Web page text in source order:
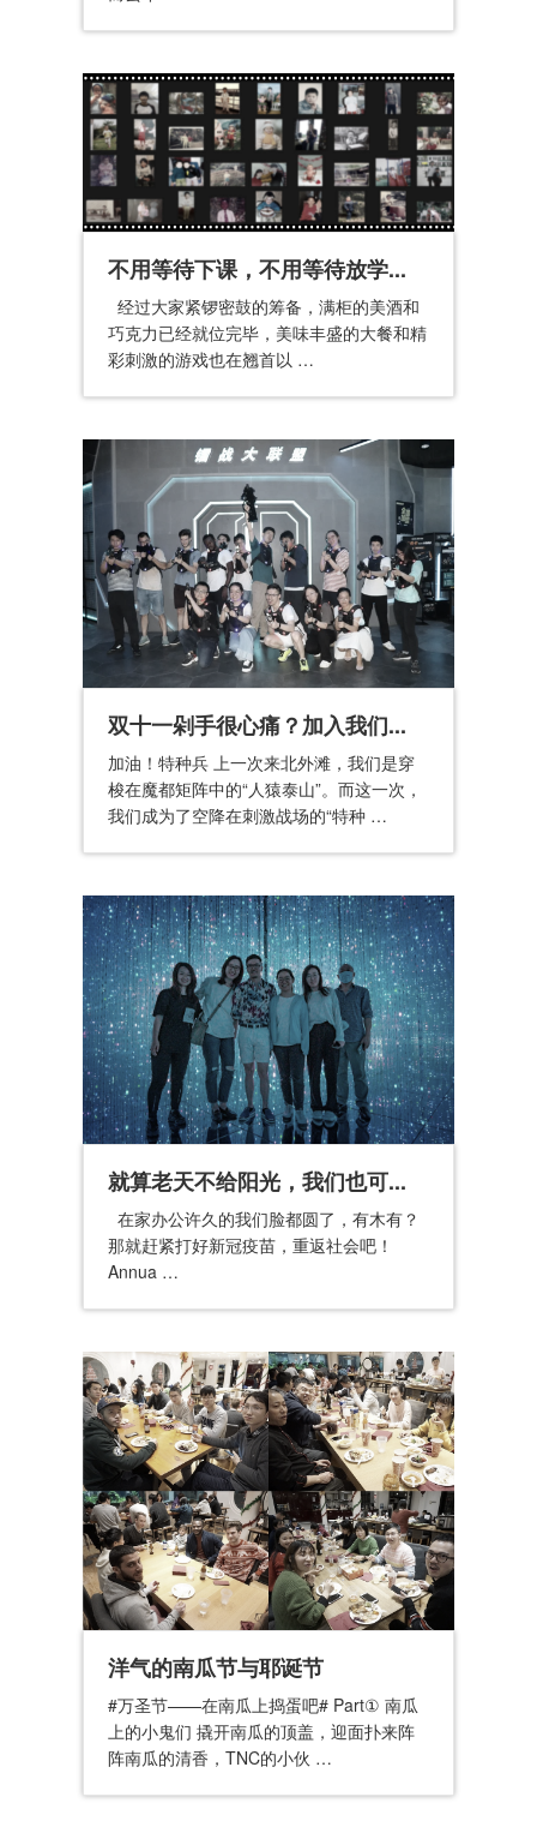
不用等待下课，不用等待放学...
经过大家紧锣密鼓的筹备，满柜的美酒和
巧克力已经就位完毕，美味丰盛的大餐和精
彩刺激的游戏也在翘首以 …
双十一剁手很心痛？加入我们...
加油！特种兵 上一次来北外滩，我们是穿
梭在魔都矩阵中的“人猿泰山”。而这一次，
我们成为了空降在刺激战场的“特种 …
就算老天不给阳光，我们也可...
在家办公许久的我们脸都圆了，有木有？
那就赶紧打好新冠疫苗，重返社会吧！
Annua …
洋气的南瓜节与耶诞节
#万圣节——在南瓜上捣蛋吧# Part① 南瓜
上的小鬼们 撬开南瓜的顶盖，迎面扑来阵
阵南瓜的清香，TNC的小伙 …